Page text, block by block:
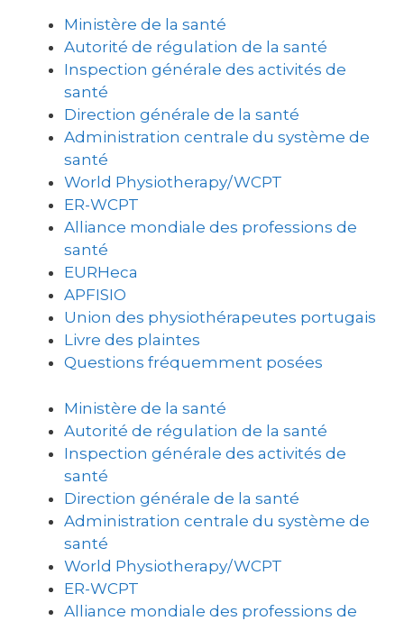
Ministère de la santé
Autorité de régulation de la santé
Inspection générale des activités de
santé
Direction générale de la santé
Administration centrale du système de
santé
World Physiotherapy/WCPT
ER-WCPT
Alliance mondiale des professions de
santé
EURHeca
APFISIO
Union des physiothérapeutes portugais
Livre des plaintes
Questions fréquemment posées
Ministère de la santé
Autorité de régulation de la santé
Inspection générale des activités de
santé
Direction générale de la santé
Administration centrale du système de
santé
World Physiotherapy/WCPT
ER-WCPT
Alliance mondiale des professions de